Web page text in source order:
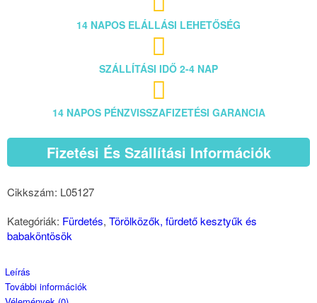
14 NAPOS ELÁLLÁSI LEHETŐSÉG

SZÁLLÍTÁSI IDŐ 2-4 NAP

14 NAPOS PÉNZVISSZAFIZETÉSI GARANCIA
Fizetési És Szállítási Információk
Cikkszám: L05127
Kategóriák: Fürdetés, Törölközők, fürdető kesztyűk és
babaköntösök
Leírás
További információk